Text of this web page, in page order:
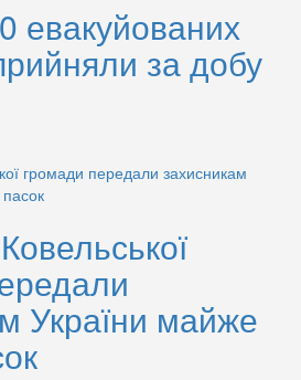
евакуйованих
за добу
України майже